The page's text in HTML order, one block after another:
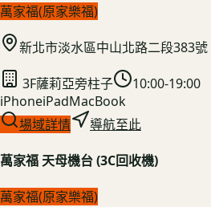
萬家福(原家樂福)
新北市淡水區中山北路二段383號
3F薩莉亞旁柱子
10:00-19:00
iPhoneiPadMacBook
場域詳情
導航至此
萬家福 天母機台 (3C回收機)
萬家福(原家樂福)